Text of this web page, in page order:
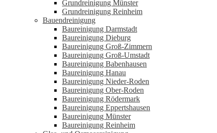
Grundreinigung Münster
Grundreinigung Reinheim
Bauendreinigung
Baureinigung Darmstadt
Baureinigung Dieburg
Baureinigung Groß-Zimmern
Baureinigung Groß-Umstadt
Baureinigung Babenhausen
Baureinigung Hanau
Baureinigung Nieder-Roden
Baureinigung Ober-Roden
Baureinigung Rödermark
Baureinigung Eppertshausen
Baureinigung Münster
Baureinigung Reinheim